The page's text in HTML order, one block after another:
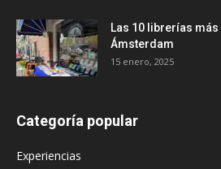
Las 10 librerías
Ámsterdam
15 enero, 2025
Categoría popular
Experiencias